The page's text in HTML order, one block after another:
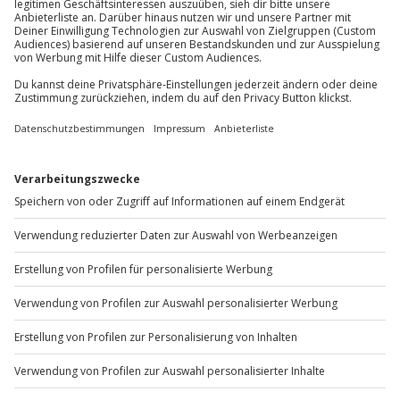
Mo-Fr: 8-20 Uhr | Sa: 10-16 Uhr
Sichere Dir attraktive Firmenkunden Vorteile.
+49 89 / 60 60 89 700
Mo-Fr: 9-17 Uhr
b2b@jochen-schweizer.de
www.b2b.jochen-schweizer.de/
Artikelnummer: 64941
Andere Produkte entdecken